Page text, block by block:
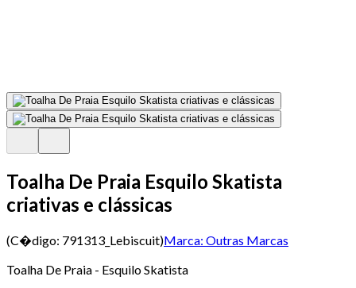
Toalha De Praia Esquilo Skatista
criativas e clássicas
(C�digo: 791313_Lebiscuit)Marca: Outras Marcas
Toalha De Praia - Esquilo Skatista